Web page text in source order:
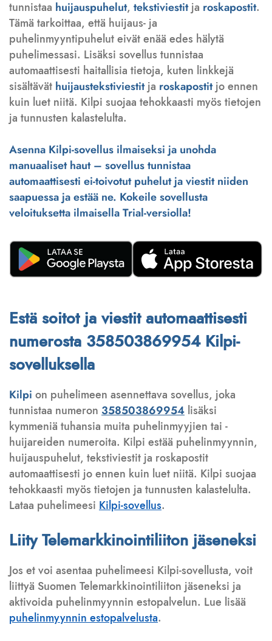
tunnistaa huijauspuhelut, tekstiviestitja roskapostit.
Tämä tarkoittaa, että huijaus- ja
puhelinmyyntipuhelut eivät enää edes hälytä
puhelimessasi. Lisäksi sovellus tunnistaa
automaattisesti haitallisia tietoja, kuten linkkejä
sisältävät huijaustekstiviestitja roskapostitjo ennen
kuin luet niitä. Kilpi suojaa tehokkaasti myös tietojen
ja tunnusten kalastelulta.
Asenna Kilpi-sovellus ilmaiseksi ja unohda
manuaaliset haut – sovellus tunnistaa
automaattisesti ei-toivotut puhelut ja viestit niiden
saapuessa ja estää ne. Kokeile sovellusta
veloituksetta ilmaisella Trial-versiolla!
Estä soitot ja viestit automaattisesti
numerosta 358503869954 Kilpi-
sovelluksella
Kilpi on puhelimeen asennettava sovellus, joka
tunnistaa numeron 358503869954 lisäksi
kymmeniä tuhansia muita puhelinmyyjien tai -
huijareiden numeroita. Kilpi estää puhelinmyynnin,
huijauspuhelut, tekstiviestit ja roskapostit
automaattisesti jo ennen kuin luet niitä. Kilpi suojaa
tehokkaasti myös tietojen ja tunnusten kalastelulta.
Lataa puhelimeesi Kilpi-sovellus.
Liity Telemarkkinointiliiton jäseneksi
Jos et voi asentaa puhelimeesi Kilpi-sovellusta, voit
liittyä Suomen Telemarkkinointiliiton jäseneksi ja
aktivoida puhelinmyynnin estopalvelun. Lue lisää
puhelinmyynnin estopalvelusta.